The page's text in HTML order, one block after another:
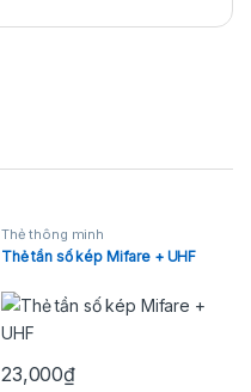
Thẻ thông minh
Thẻ tần số kép Mifare + UHF
23,000₫